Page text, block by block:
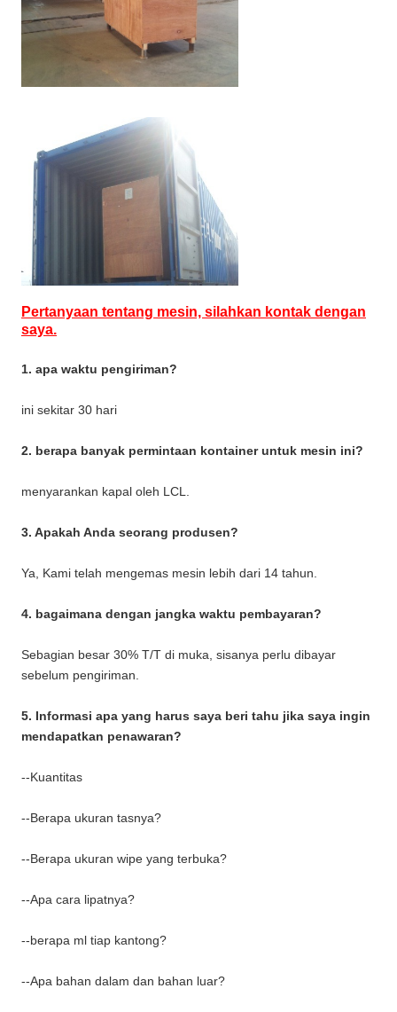
Pertanyaan tentang mesin, silahkan kontak dengan
saya.
1. apa waktu pengiriman?
ini sekitar 30 hari
2. berapa banyak permintaan kontainer untuk mesin ini?
menyarankan kapal oleh LCL.
3. Apakah Anda seorang produsen?
Ya, Kami telah mengemas mesin lebih dari 14 tahun.
4. bagaimana dengan jangka waktu pembayaran?
Sebagian besar 30% T/T di muka, sisanya perlu dibayar
sebelum pengiriman.
5. Informasi apa yang harus saya beri tahu jika saya ingin
mendapatkan penawaran?
--Kuantitas
--Berapa ukuran tasnya?
--Berapa ukuran wipe yang terbuka?
--Apa cara lipatnya?
--berapa ml tiap kantong?
--Apa bahan dalam dan bahan luar?